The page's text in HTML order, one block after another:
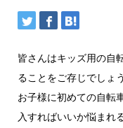
皆さんはキッズ用の自
ることをご存じでしょ
お子様に初めての自転
入すればいいか悩まれ